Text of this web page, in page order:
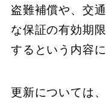
盗難補償や、交
な保証の有効期
するという内容に
更新については